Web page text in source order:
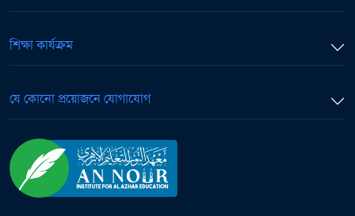
শিক্ষা কার্যক্রম
যে কোনো প্রয়োজনে যোগাযোগ